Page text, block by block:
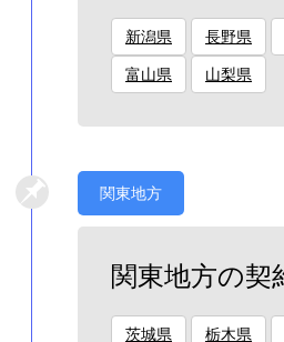
新潟県 長野県
富山県 山梨県
関東地方
関東地方の契
茨城県 栃木県